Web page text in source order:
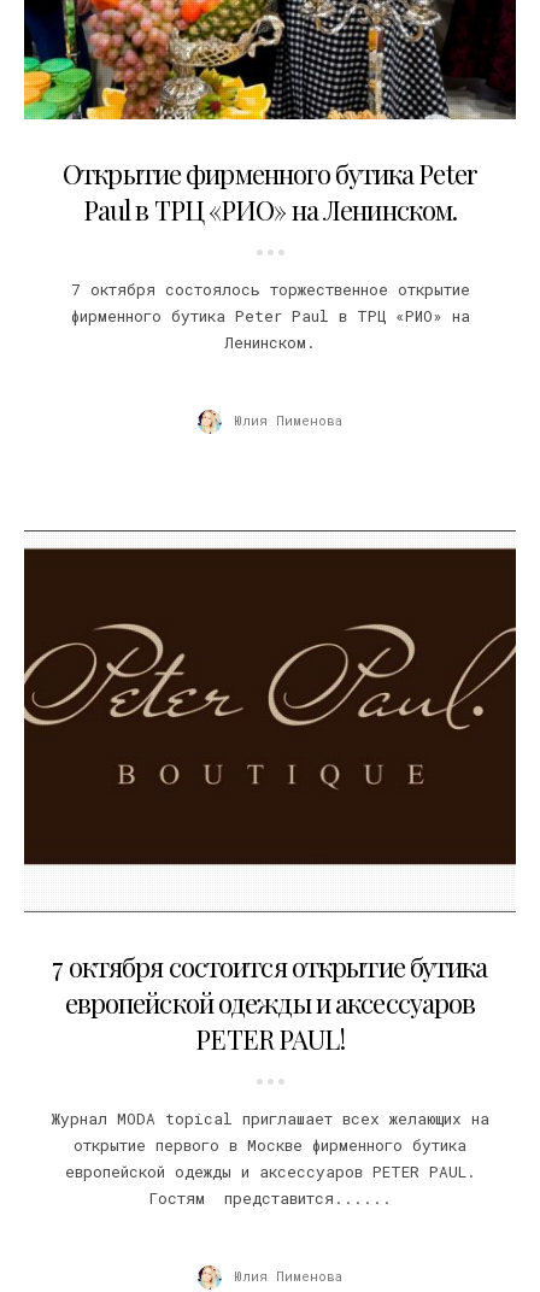
Открытие фирменного бутика Peter
Paul в ТРЦ «РИО» на Ленинском.
7 октября состоялось торжественное открытие
фирменного бутика Peter Paul в ТРЦ «РИО» на
Ленинском.
Юлия Пименова
7 октября состоится открытие бутика
европейской одежды и аксессуаров
PETER PAUL!
Журнал MODA topical приглашает всех желающих на
открытие первого в Москве фирменного бутика
европейской одежды и аксессуаров PETER PAUL.
Гостям представится......
Юлия Пименова